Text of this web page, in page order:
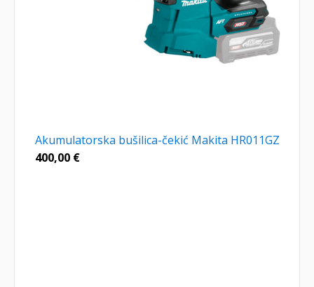
Akumulatorska bušilica-čekić Makita HR011GZ
400,00 €